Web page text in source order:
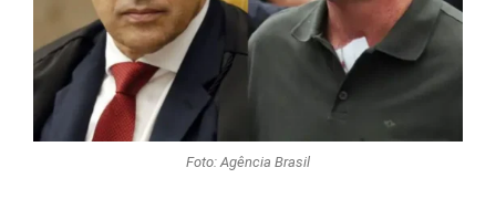
Foto: Agência Brasil